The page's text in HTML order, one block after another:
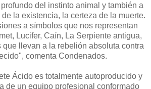
del instinto animal y también a
la existencia, la certeza de la muerte.
a símbolos que nos representan
Lucifer, Caín, La Serpiente antigua,
que llevan a la rebelión absoluta contra
comenta Condenados.
Ácido es totalmente autoproducido y
de un equipo profesional conformado